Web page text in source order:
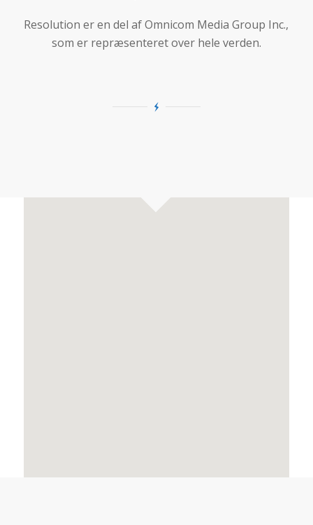
Resolution er en del af Omnicom Media Group Inc.,
som er repræsenteret over hele verden.